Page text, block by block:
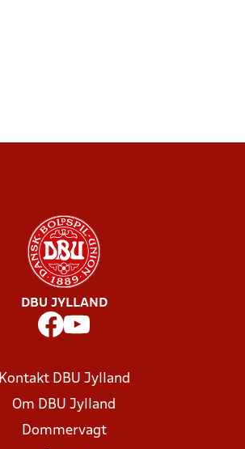
DBU JYLLAND
Kontakt DBU Jylland
Om DBU Jylland
Dommervagt